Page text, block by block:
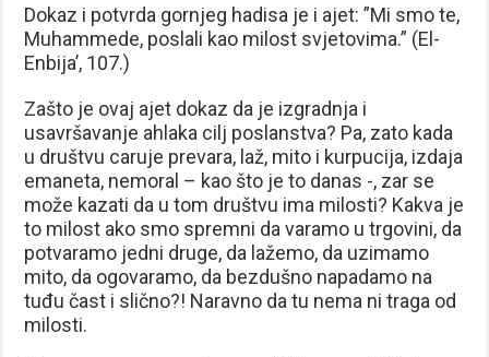
Dokaz i potvrda gornjeg hadisa je i ajet: ”Mi smo te,
Muhammede, poslali kao milost svjetovima.” (El-
Enbija’, 107.)
Zašto je ovaj ajet dokaz da je izgradnja i
usavršavanje ahlaka cilj poslanstva? Pa, zato kada
u društvu caruje prevara, laž, mito i kurpucija, izdaja
emaneta, nemoral – kao što je to danas -, zar se
može kazati da u tom društvu ima milosti? Kakva je
to milost ako smo spremni da varamo u trgovini, da
potvaramo jedni druge, da lažemo, da uzimamo
mito, da ogovaramo, da bezdušno napadamo na
tuđu čast i slično?! Naravno da tu nema ni traga od
milosti.